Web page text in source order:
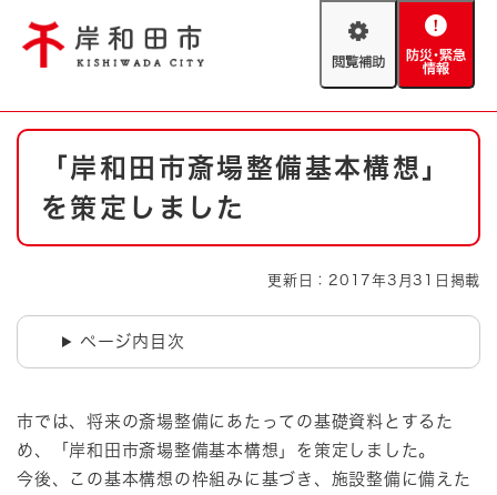
閲
助
防
緊
情
やさしい日本語
防災・緊急情報 救急・消防
ハザードマップ
本
「岸和田市斎場整備基本構想」
を策定しました
更新日：2017年3月31日掲載
ページ内目次
市では、将来の斎場整備にあたっての基礎資料とするた
め、「岸和田市斎場整備基本構想」を策定しました。
今後、この基本構想の枠組みに基づき、施設整備に備えた